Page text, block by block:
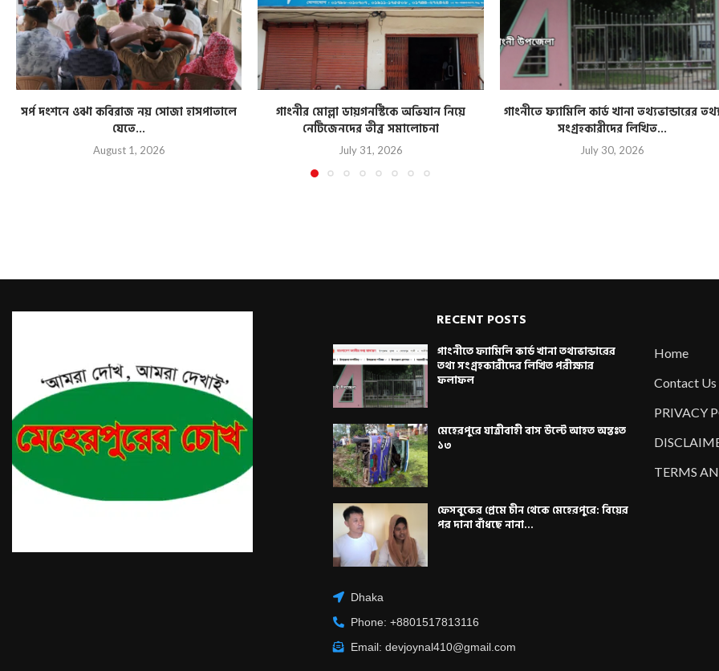
সর্প দংশনে ওঝা কবিরাজ নয় সোজা হাসপাতালে
যেতে...
August 1, 2026
গাংনীর মোল্লা ডায়গনস্টিকে অভিযান নিয়ে
নেটিজেনদের তীব্র সমালোচনা
July 31, 2026
গাংনীতে ফ্যামিলি কার্ড খানা তথ্যভান্ডারের
সংগ্রহকারীদের লিখিত...
July 30, 2026
RECENT POSTS
গাংনীতে ফ্যামিলি কার্ড খানা তথ্যভান্ডারের
তথ্য সংগ্রহকারীদের লিখিত পরীক্ষার
ফলাফল
মেহেরপুরে যাত্রীবাহী বাস উল্টে আহত অন্তঃত
১৩
ফেসবুকের প্রেমে চীন থেকে মেহেরপুরে: বিয়ের
পর দানা বাঁধছে নানা...
Dhaka
Phone: +8801517813116
Email: devjoynal410@gmail.com
Home
Contact Us
PRIVACY
TERMS